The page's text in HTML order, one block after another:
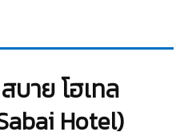
บาย โฮเทล
Hotel)